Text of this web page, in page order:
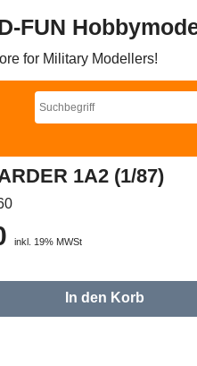
FUN
for Military Modellers!
1A2 (1/87)
inkl. 19% MWSt
In den Korb